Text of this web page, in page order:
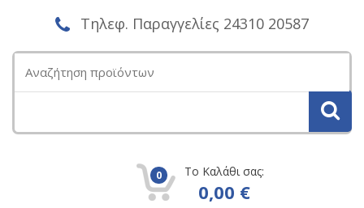
Τηλεφ. Παραγγελίες 24310 20587
για:
0 Το Καλάθι σας:
0,00 €